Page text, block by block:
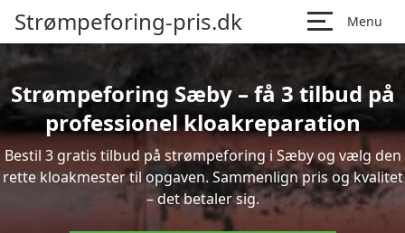
Strømpeforing-pris.dk Menu
Strømpeforing Sæby – få 3 tilbud på
professionel kloakreparation
Bestil 3 gratis tilbud på strømpeforing i Sæby og vælg den
rette kloakmester til opgaven. Sammenlign pris og kvalitet
– det betaler sig.